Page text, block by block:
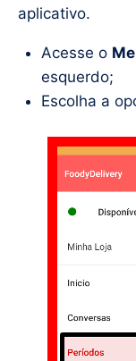
aplicativo.
Acesse o
esquerdo;
Escolha a